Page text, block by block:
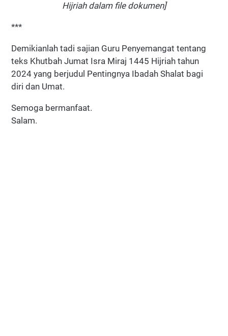
Hijriah dalam file dokumen]
***
Demikianlah tadi sajian Guru Penyemangat tentang
teks Khutbah Jumat Isra Miraj 1445 Hijriah tahun
2024 yang berjudul Pentingnya Ibadah Shalat bagi
diri dan Umat.
Semoga bermanfaat.
Salam.